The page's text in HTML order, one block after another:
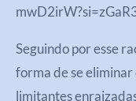
Seguindo por esse
forma de se eliminar
limitantes